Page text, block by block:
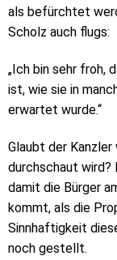
als befürchtet
Scholz auch flugs:
„Ich bin sehr froh,
ist, wie sie in
erwartet wurde.“
Glaubt der
durchschaut wird?
damit die Bürger
kommt, als die
Sinnhaftigkeit
noch gestellt.